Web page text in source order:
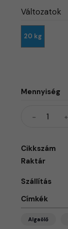
Változatok
20 kg
Mennyiség
Cikkszám
Raktár
Szállítás
Címkék
Algaölő